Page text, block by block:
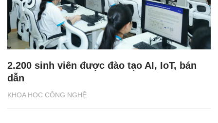
KHOA HỌC CÔNG NGHỆ
2.200 sinh viên được đào tạo AI, IoT, bán
dẫn